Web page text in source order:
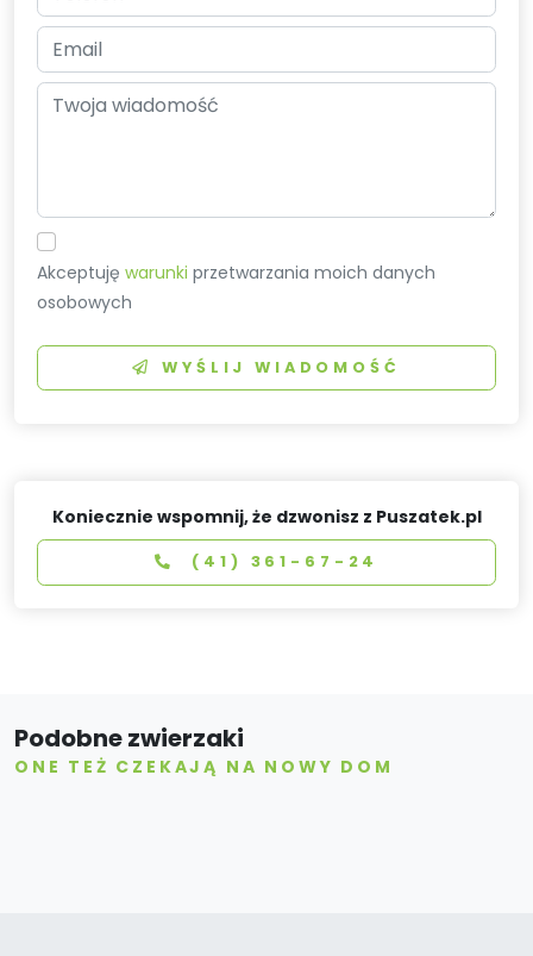
Akceptujęwarunki przetwarzania moich danych
osobowych
WYŚLIJ WIADOMOŚĆ
Koniecznie wspomnij, że dzwonisz z Puszatek.pl
(41) 361-67-24
Podobne zwierzaki
ONE TEŻ CZEKAJĄ NA NOWY DOM